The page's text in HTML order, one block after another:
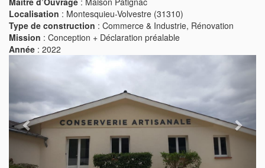
Localisation : Montesquieu-Volvestre (31310)
Type de construction : Commerce & Industrie, Rénovation
Mission : Conception + Déclaration préalable
Année : 2022